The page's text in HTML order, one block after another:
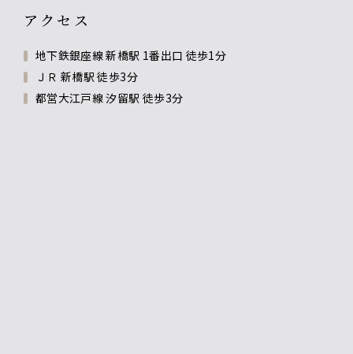
アクセス
地下鉄銀座線 新橋駅 1番出口 徒歩1分
ＪＲ 新橋駅 徒歩3分
都営大江戸線 汐留駅 徒歩3分